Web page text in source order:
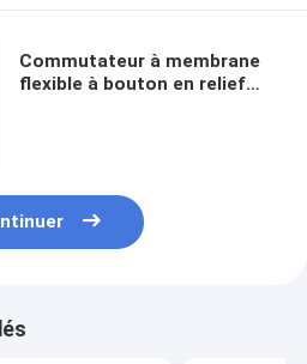
Commutateur à membrane
flexible à bouton en relief